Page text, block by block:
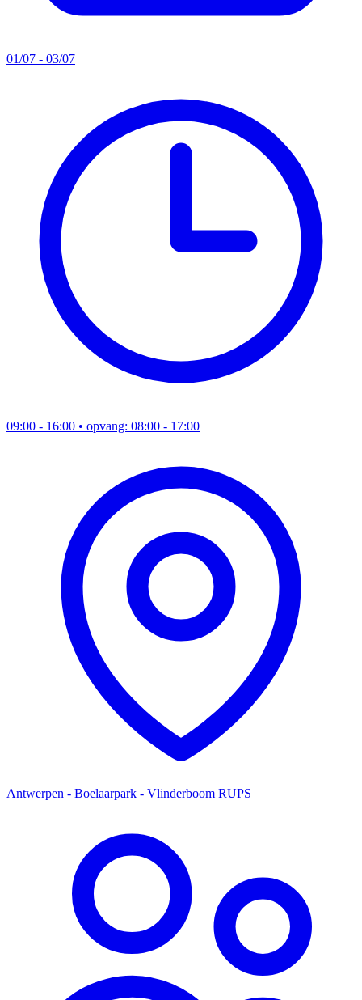
01/07 - 03/07
09:00 - 16:00 • opvang: 08:00 - 17:00
Antwerpen - Boelaarpark - Vlinderboom RUPS